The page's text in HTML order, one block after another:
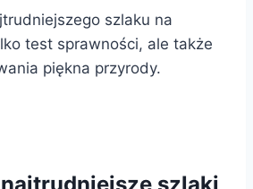
szlaku na
test sprawności, ale także
piękna przyrody.
szlaki